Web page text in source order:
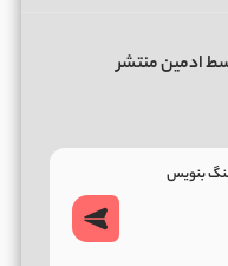
ادمین منتشر